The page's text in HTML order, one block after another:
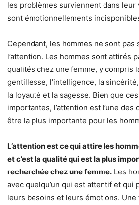
les problèmes surviennent dans leur
sont émotionnellements
Cependant, les hommes ne sont pas
l’attention. Les hommes sont attirés
qualités chez une femme, y compris
gentillesse, l’intelligence, la
la loyauté et la sagesse. Bien que
importantes, l’attention est l’une des
être la plus importante pour les
L’attention est ce qui attire les
et c’est la qualité qui est la plus
recherchée chez une femme. Les
avec quelqu’un qui est attentif et qui
leurs besoins et leurs émotions. Une